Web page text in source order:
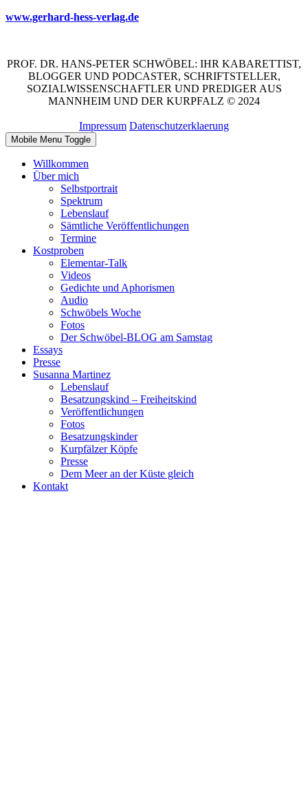
www.gerhard-hess-verlag.de
PROF. DR. HANS-PETER SCHWÖBEL: IHR KABARETTIST,
BLOGGER UND PODCASTER, SCHRIFTSTELLER,
SOZIALWISSENSCHAFTLER UND PREDIGER AUS
MANNHEIM UND DER KURPFALZ © 2024
Impressum Datenschutzerklaerung
Mobile Menu Toggle
Willkommen
Über mich
Selbstportrait
Spektrum
Lebenslauf
Sämtliche Veröffentlichungen
Termine
Kostproben
Elementar-Talk
Videos
Gedichte und Aphorismen
Audio
Schwöbels Woche
Fotos
Der Schwöbel-BLOG am Samstag
Essays
Presse
Susanna Martinez
Lebenslauf
Besatzungskind – Freiheitskind
Veröffentlichungen
Fotos
Besatzungskinder
Kurpfälzer Köpfe
Presse
Dem Meer an der Küste gleich
Kontakt